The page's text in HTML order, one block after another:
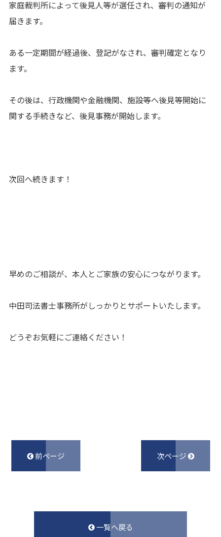
家庭裁判所によって後見人等が選任され、審判の通知が
届きます。
ある一定期間が経過後、登記がなされ、審判確定となり
ます。
その後は、行政機関や金融機関、施設等へ後見等開始に
関する手続きなど、後見事務が開始します。
次回へ続きます！
早めのご相談が、本人とご家族の安心につながります。
中田司法書士事務所がしっかりとサポートいたします。
どうぞお気軽にご連絡ください！
前ページ 次ページ
一覧へ戻る